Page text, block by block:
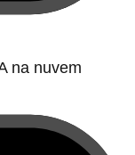
na nuvem